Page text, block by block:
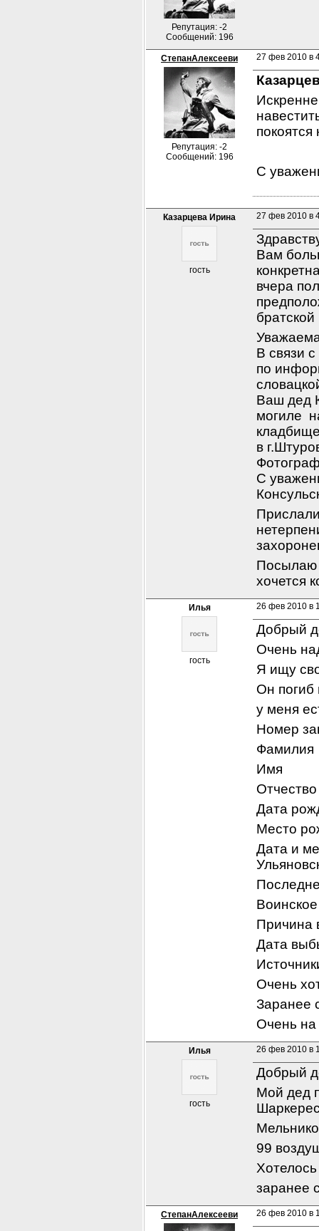
Репутация: -2
Сообщений: 196
СтепанАлексееви
Репутация: -2
Сообщений: 196
27 фев 2010 в
С
Казарцева Ирина
гость
27 фев 2010 в
Вам
вчера
В связи
по
Ваш дед
могиле
в
С
Посылаю
хочется
Илья
гость
26 фев 2010 в
Добрый
Очень
Я ищу
Он погиб
у меня
Номер
Фамилия
Имя
Отчество
Дата
Место
Дата и
Воинское
Причина
Дата
Очень
Заранее
Очень
Илья
гость
26 фев 2010 в
Добрый
Мой дед
99
заранее
СтепанАлексееви 26 фев 2010 в